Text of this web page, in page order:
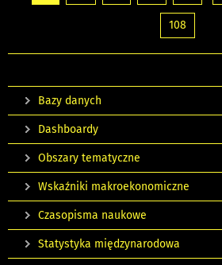
108
Bazy danych
Dashboardy
Obszary tematyczne
Wskaźniki makroekonomiczne
Czasopisma naukowe
Statystyka międzynarodowa